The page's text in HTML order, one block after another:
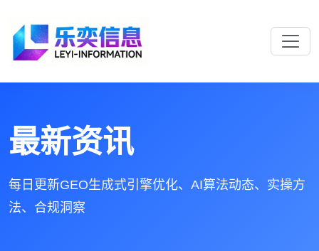
最新资讯
每日更新GEO生成式引擎优化、AI算法动态、实操方
法、合规洞察